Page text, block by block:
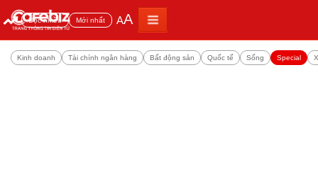
Đọc nhiều Mới nhất AA
Kinh doanh Tài chính ngân hàng Bất động sản Quốc tế Sống Special